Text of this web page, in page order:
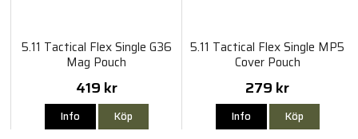
5.11 Tactical Flex Single G36
Mag Pouch
419 kr
Info Köp
5.11 Tactical Flex Single MP5
Cover Pouch
279 kr
Info Köp